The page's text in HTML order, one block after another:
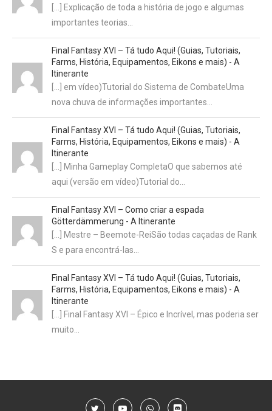
[…] Explicação de toda a história de jogo e algumas
importantes teorias…
Final Fantasy XVI – Tá tudo Aqui! (Guias, Tutoriais,
Farms, História, Equipamentos, Eikons e mais) - A
Itinerante
[…] em vídeo)Tutorial do Sistema de CombateUma
nova chuva de informações importantes…
Final Fantasy XVI – Tá tudo Aqui! (Guias, Tutoriais,
Farms, História, Equipamentos, Eikons e mais) - A
Itinerante
[…] Minha Gameplay CompletaO que sabemos até
aqui (versão em vídeo)Tutorial do…
Final Fantasy XVI – Como criar a espada
Götterdämmerung - A Itinerante
[…] Mestre – Beemote-ReiSão todas caçadas de Rank
S e para encontrá-las…
Final Fantasy XVI – Tá tudo Aqui! (Guias, Tutoriais,
Farms, História, Equipamentos, Eikons e mais) - A
Itinerante
[…] Final Fantasy XVI – Épico e Incrível, mas poderia ser
muito…